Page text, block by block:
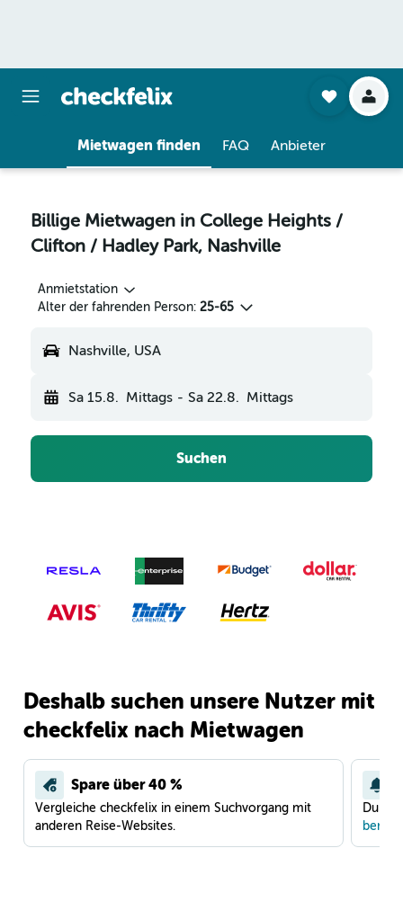
Mietwagen finden FAQ Anbieter
Billige Mietwagen in College Heights /
Clifton / Hadley Park, Nashville
Anmietstation
Alter der fahrenden Person: 25-65
Nashville, USA
Sa 15.8. Mittags - Sa 22.8. Mittags
Suchen
Deshalb suchen unsere Nutzer mit
checkfelix nach Mietwagen
Spare über 40 %
Vergleiche checkfelix in einem Suchvorgang mit
anderen Reise-Websites.
Du